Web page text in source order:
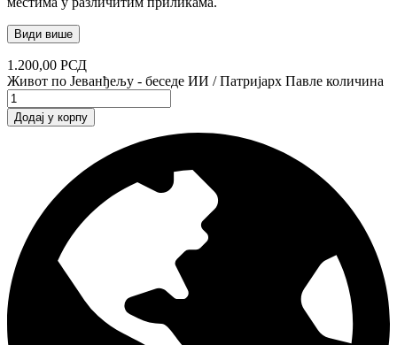
Види више
1.200,00 РСД
Живот по Јеванђељу - беседе ИИ / Патријарх Павле количина
Додај у корпу